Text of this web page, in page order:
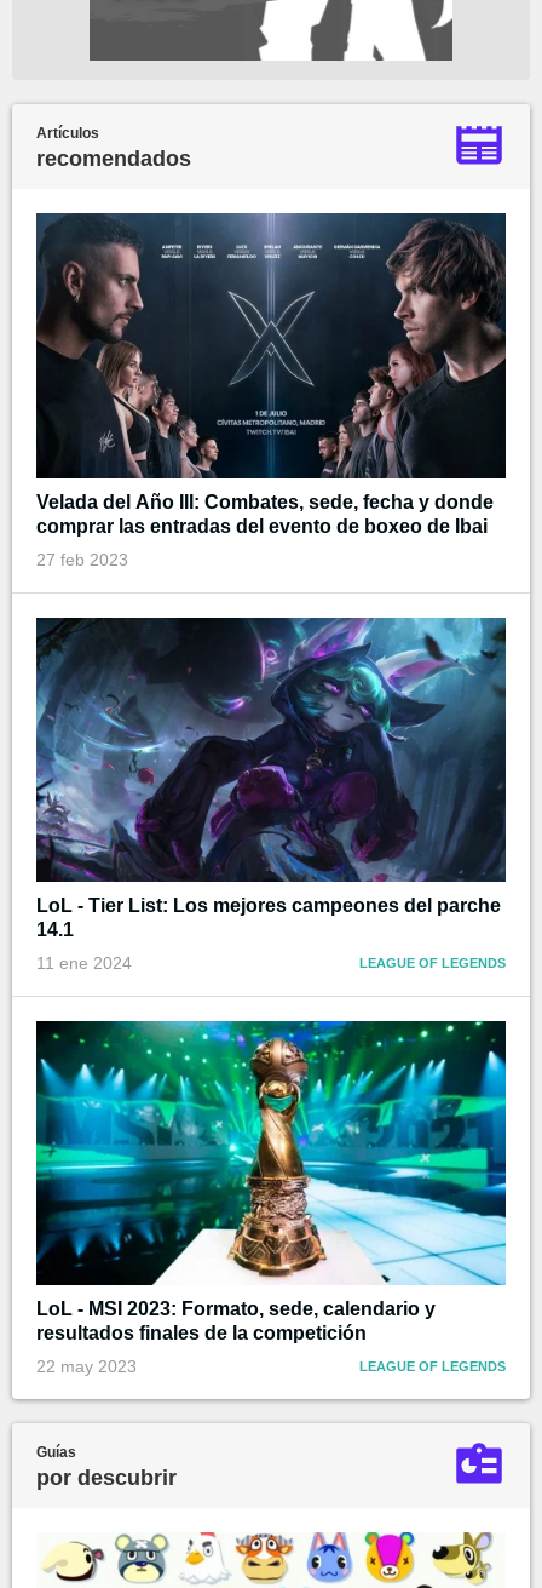
Artículos
recomendados
Velada del Año III: Combates, sede, fecha y donde
comprar las entradas del evento de boxeo de Ibai
27 feb 2023
LoL - Tier List: Los mejores campeones del parche
14.1
11 ene 2024 LEAGUE OF LEGENDS
LoL - MSI 2023: Formato, sede, calendario y
resultados finales de la competición
22 may 2023 LEAGUE OF LEGENDS
Guías
por descubrir